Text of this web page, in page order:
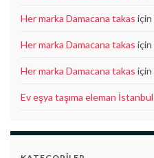
Her marka Damacana takas için
Her marka Damacana takas için
Her marka Damacana takas için
Ev eşya taşıma eleman İstanbul